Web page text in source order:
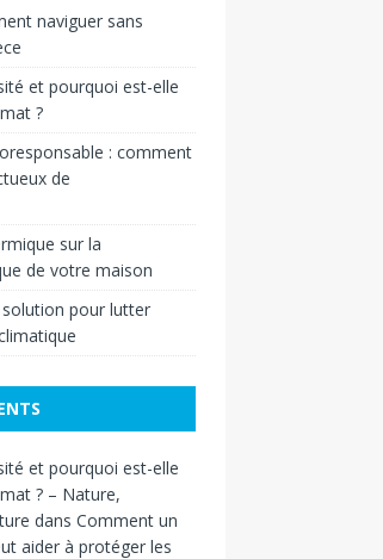
naviguer sans
et pourquoi est-elle
?
: comment
de
sur la
de votre maison
pour lutter
et pourquoi est-elle
? – Nature,
dans Comment un
aider à protéger les